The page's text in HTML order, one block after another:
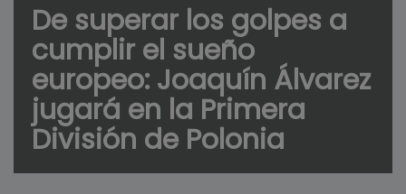
De superar los golpes a
cumplir el sueño
europeo: Joaquín Álvarez
jugará en la Primera
División de Polonia